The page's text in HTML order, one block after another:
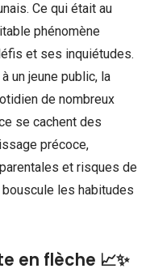
Ce qui était au
phénomène
et ses inquiétudes.
un jeune public, la
de nombreux
se cachent des
précoce,
et risques de
les habitudes
en flèche 📈✨